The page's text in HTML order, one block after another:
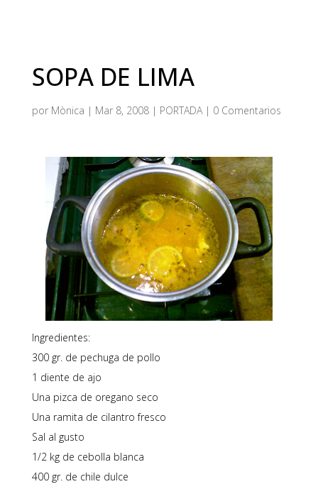
SOPA DE LIMA
por Mònica | Mar 8, 2008| PORTADA| 0 Comentarios
Ingredientes:
300 gr. de pechuga de pollo
1 diente de ajo
Una pizca de oregano seco
Una ramita de cilantro fresco
Sal al gusto
1/2 kg de cebolla blanca
400 gr. de chile dulce